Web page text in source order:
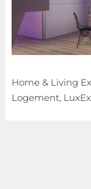
Home & Living
Logement,